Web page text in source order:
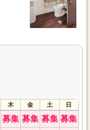
木 金 土 日
募集 募集 募集 募集